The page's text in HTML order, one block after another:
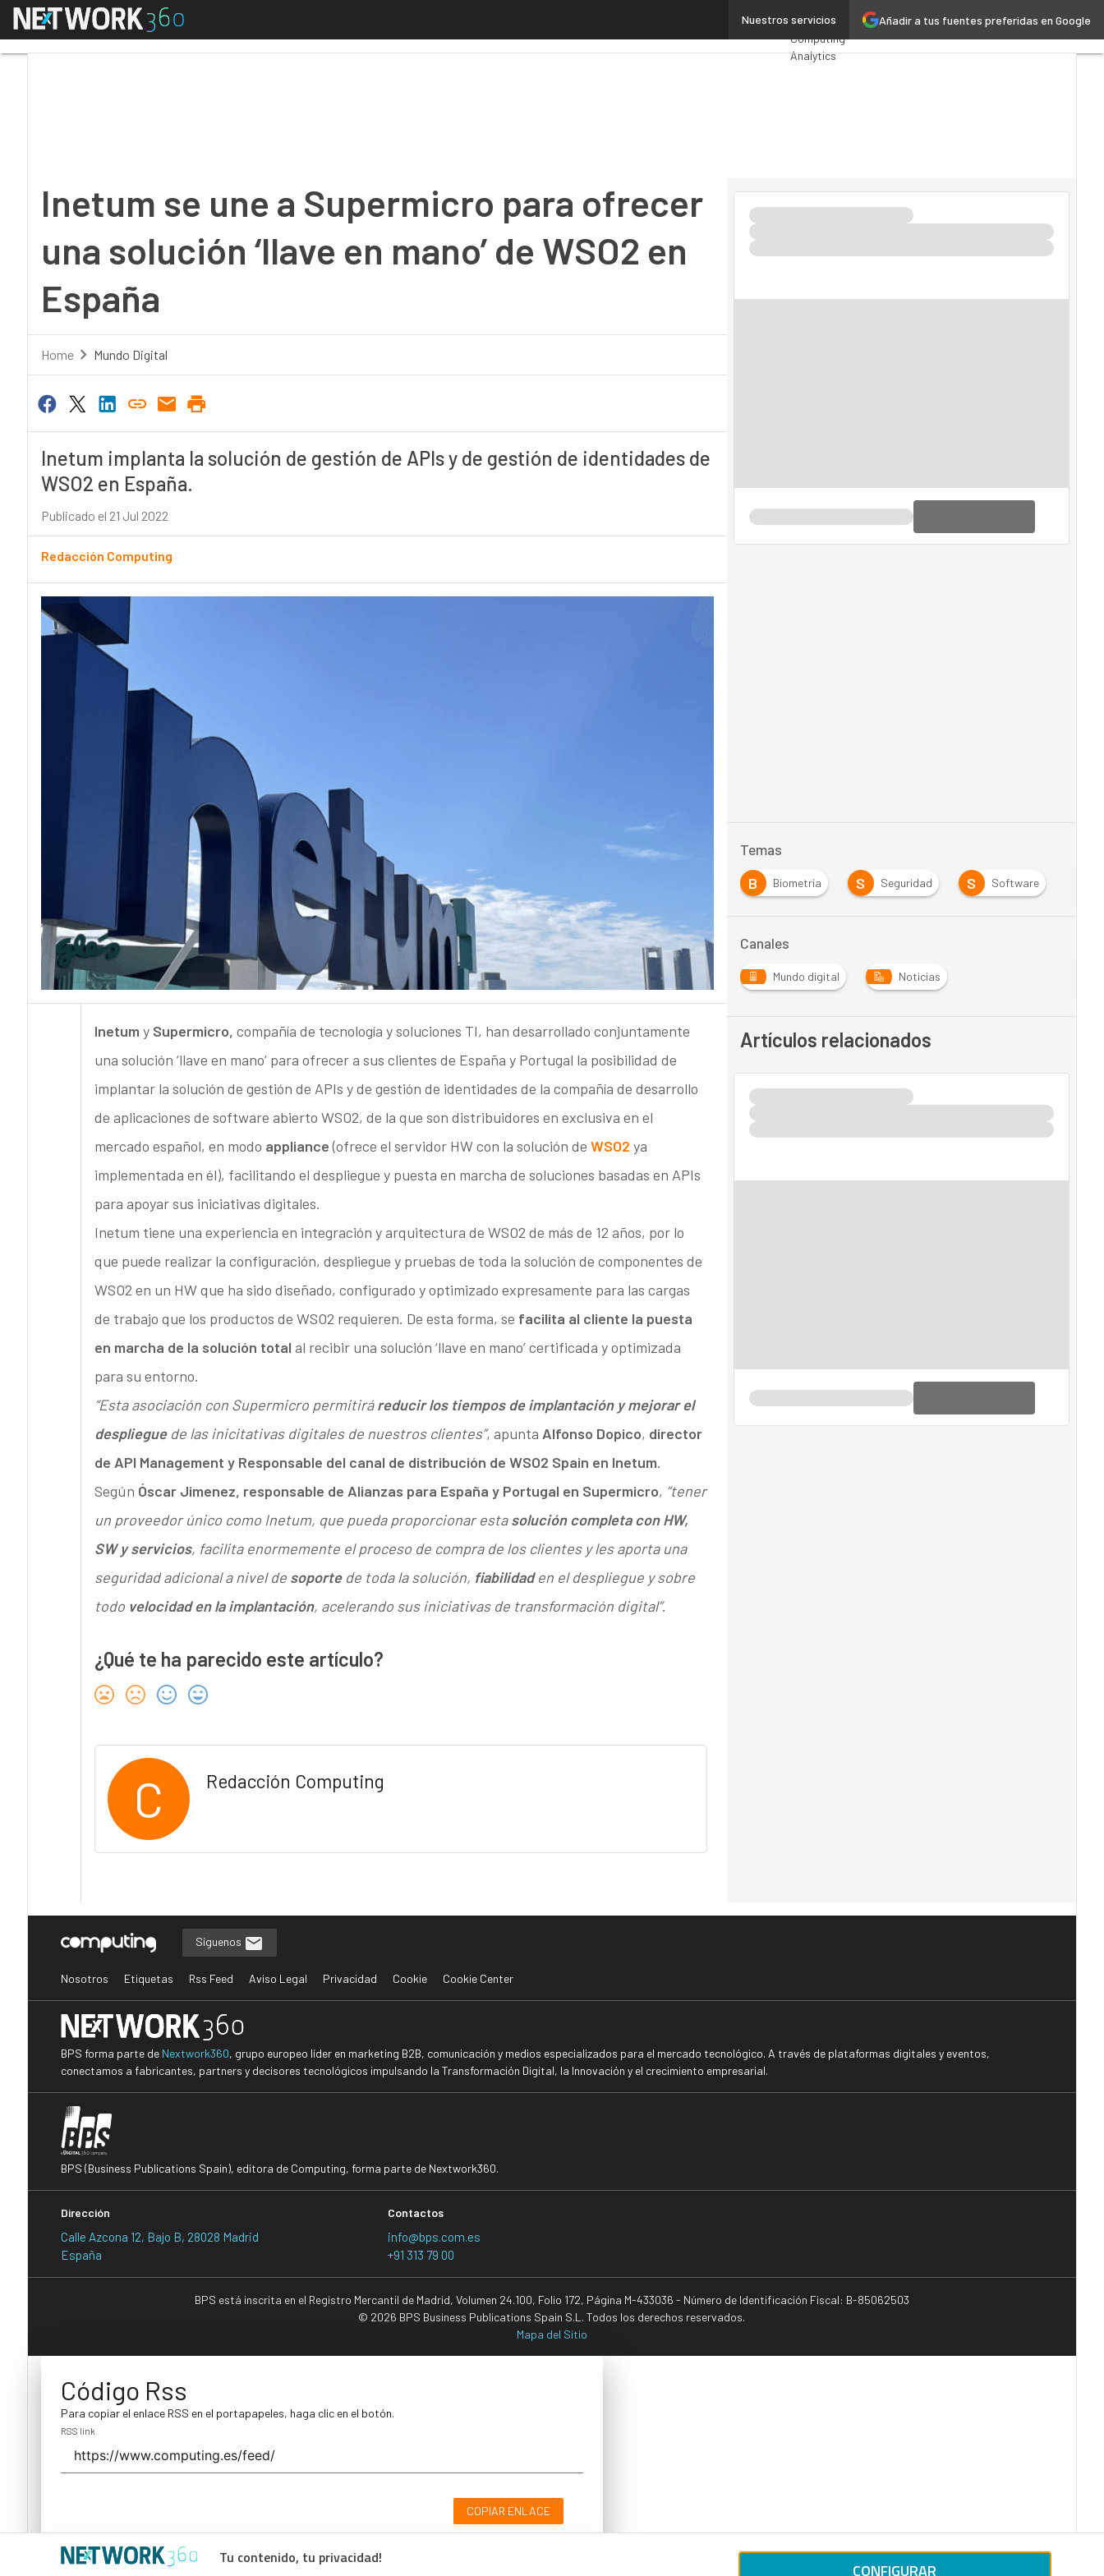
Añadir a tus fuentes preferidas en Google
Nuestros servicios
Menú Inetum se une a Supermicro para ofrecer una solución ‘llave en mano’ de WSO2 en España Premios
Computing
Analytics
Movilidad
Mercado TI
Inetum se une a Supermicro para ofrecer
una solución ‘llave en mano’ de WSO2 en
España
Home Mundo Digital
Inetum implanta la solución de gestión de APIs y de gestión de identidades de
WSO2 en España.
Publicado el 21 Jul 2022
Redacción Computing
Inetum y Supermicro, compañía de tecnología y soluciones TI, han desarrollado conjuntamente
una solución ‘llave en mano’ para ofrecer a sus clientes de España y Portugal la posibilidad de
implantar la solución de gestión de APIs y de gestión de identidades de la compañía de desarrollo
de aplicaciones de software abierto WSO2, de la que son distribuidores en exclusiva en el
mercado español, en modo appliance(ofrece el servidor HW con la solución de WSO2 ya
implementada en él), facilitando el despliegue y puesta en marcha de soluciones basadas en APIs
para apoyar sus iniciativas digitales.
Inetum tiene una experiencia en integración y arquitectura de WSO2 de más de 12 años, por lo
que puede realizar la configuración, despliegue y pruebas de toda la solución de componentes de
WSO2 en un HW que ha sido diseñado, configurado y optimizado expresamente para las cargas
de trabajo que los productos de WSO2 requieren. De esta forma, se facilita al cliente la puesta
en marcha de la solución total al recibir una solución ‘llave en mano’ certificada y optimizada
para su entorno.
“Esta asociación con Supermicro permitiráreducir los tiempos de implantación y mejorar el
desplieguede las inicitativas digitales de nuestros clientes”, apunta Alfonso Dopico, director
de API Management y Responsable del canal de distribución de WSO2 Spain en Inetum.
Según Óscar Jimenez, responsable de Alianzas para España y Portugal en Supermicro, “tener
un proveedor único como Inetum, que pueda proporcionar estasolución completa con HW,
SW y servicios, facilita enormemente el proceso de compra de los clientes y les aporta una
seguridad adicional a nivel de soportede toda la solución, fiabilidaden el despliegue y sobre
todo velocidad en la implantación, acelerando sus iniciativas de transformación digital”.
¿Qué te ha parecido este artículo?
C Redacción Computing
Temas
B
Biometría S Seguridad S Software
Canales
Mundo digital Noticias
Artículos relacionados
Tu contenido, tu privacidad!
CONFIGURAR
Síguenos
Nosotros Etiquetas Rss Feed Aviso Legal Privacidad Cookie Cookie Center
BPS forma parte de Nextwork360, grupo europeo líder en marketing B2B, comunicación y medios especializados para el mercado tecnológico. A través de plataformas digitales y eventos,
conectamos a fabricantes, partners y decisores tecnológicos impulsando la Transformación Digital, la Innovación y el crecimiento empresarial.
BPS (Business Publications Spain), editora de Computing, forma parte de Nextwork360.
Dirección
Calle Azcona 12, Bajo B, 28028 Madrid
España
Contactos
info@bps.com.es
+91 313 79 00
BPS está inscrita en el Registro Mercantil de Madrid, Volumen 24.100, Folio 172, Página M-433036 - Número de Identificación Fiscal: B-85062503
© 2026 BPS Business Publications Spain S.L. Todos los derechos reservados.
Mapa del Sitio
Código Rss
Para copiar el enlace RSS en el portapapeles, haga clic en el botón.
RSS link
COPIAR ENLACE